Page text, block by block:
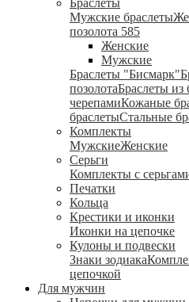
Браслеты
Мужские браслеты
позолота 585
Женские
Мужские
Браслеты "Бисмарк"
позолотаБраслеты из
черепамиКожаные
браслетыСтальные
Комплекты
МужскиеЖенские
Серьги
Комплекты с
Печатки
Кольца
Крестики и иконки
Иконки на цепочке
Кулоны и подвески
Знаки зодиака
цепочкой
Для мужчин